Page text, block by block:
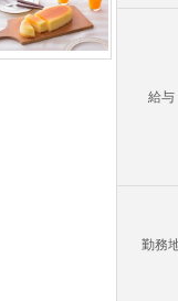
給与
勤務